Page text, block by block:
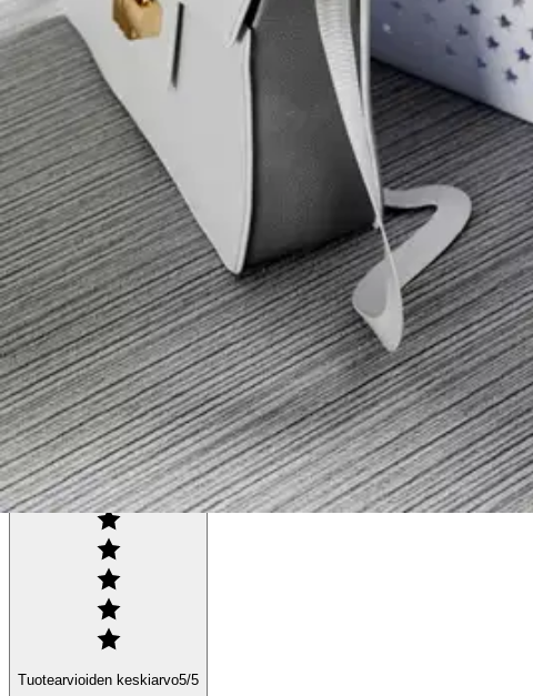
Tarkista myymäläsaatavuus
Tuotekuvaus
Store It® Star basket 13L on sarjan keskikokoinen kori, johon mahtuu
lastenhuoneen värityskirjojen säilytykseen. Ei sisällä BPA:ta ja on
Ominaisuudet
Arviot
Tuotearvioiden keskiarvo5/5